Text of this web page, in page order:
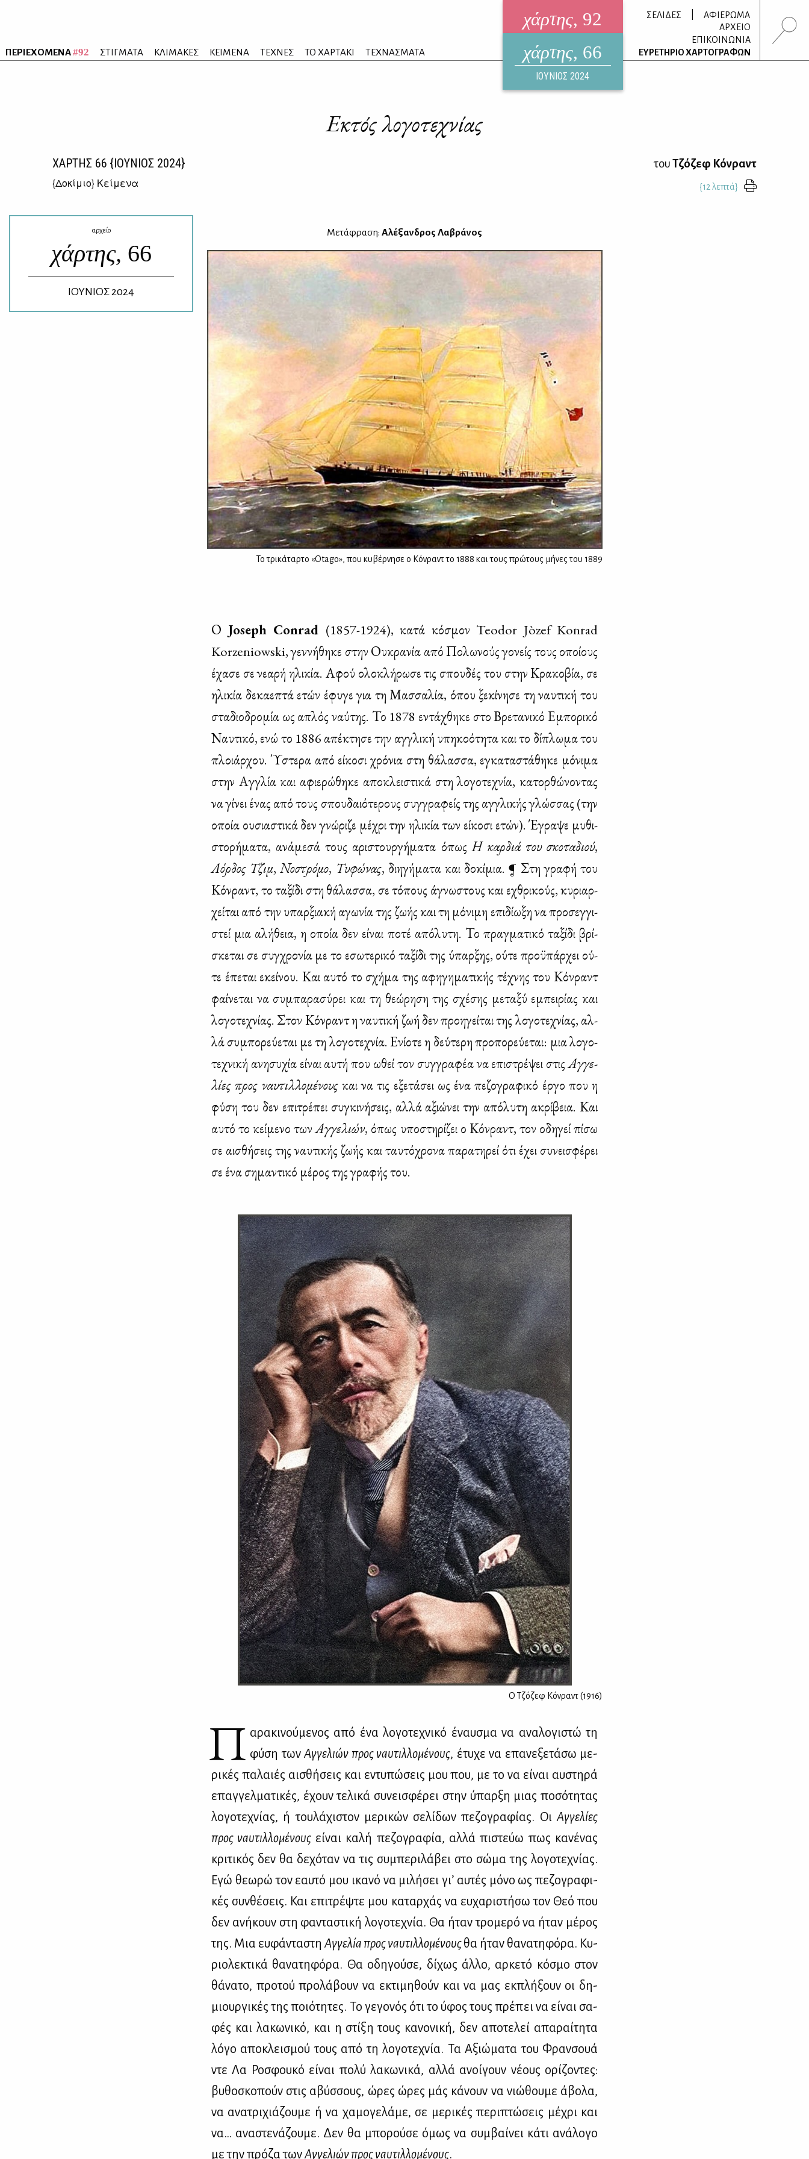
ΠΕΡΙΕΧΟΜΕΝΑ#92 ΣΤΙΓΜΑΤΑ ΚΛΙΜΑΚΕΣ ΚΕΙΜΕΝΑ ΤΕΧΝΕΣ ΤΟ ΧΑΡΤΑΚΙ ΤΕΧΝΑΣΜΑΤΑ
χάρτης, 92
ηλεκτρονικό περιοδικό
ΑΥΓΟΥΣΤΟΣ 2026
χάρτης, 66
ΙΟΥΝΙΟΣ 2024
ΣΕΛΙΔΕΣ
ΑΦΙΕΡΩΜΑ
ΑΡΧΕΙΟ
ΕΠΙΚΟΙΝΩΝΙΑ
ΕΥΡΕΤΗΡΙΟ ΧΑΡΤΟΓΡΑΦΩΝ
Εκτός λογοτεχνίας
ΧΑΡΤΗΣ 66 {ΙΟΥΝΙΟΣ 2024}
{Δοκίμιο} Κείμενα
τουΤζόζεφ Κόνραντ
{12 λεπτά}
αρχείο
χάρτης, 66
ΙΟΥΝΙΟΣ 2024
Μετάφραση: Αλέξανδρος Λαβράνος
Το τρικάταρτο «Otago», που κυβέρνησε ο Κόνραντ το 1888 και τους πρώτους μήνες του 1889
Ο Joseph Conrad (1857-1924), κα­τά κό­σμον Teodor Jòzef Konrad
Korzeniowski, γεν­νή­θη­κε στην Ου­κρα­νία από Πο­λω­νούς γο­νείς τους οποί­ους
έχα­σε σε νε­α­ρή ηλι­κία. Αφού ολο­κλή­ρω­σε τις σπου­δές του στην Κρα­κο­βία, σε
ηλι­κία δε­κα­ε­πτά ετών έφυ­γε για τη Μασ­σα­λία, όπου ξε­κί­νη­σε τη ναυ­τι­κή του
στα­διο­δρο­μία ως απλός ναύ­της. Το 1878 εντά­χθη­κε στο Βρε­τα­νι­κό Εμπο­ρι­κό
Ναυ­τι­κό, ενώ το 1886 απέ­κτη­σε την αγ­γλι­κή υπη­κο­ό­τη­τα και το δί­πλω­μα του
πλοιάρ­χου. Ύστε­ρα από εί­κο­σι χρό­νια στη θά­λασ­σα, εγκα­τα­στά­θη­κε μό­νι­μα
στην Αγ­γλία και αφιε­ρώ­θη­κε απο­κλει­στι­κά στη λο­γο­τε­χνία, κα­τορ­θώ­νο­ντας
να γί­νει ένας από τους σπου­δαιό­τε­ρους συγ­γρα­φείς της αγ­γλι­κής γλώσ­σας (την
οποία ου­σια­στι­κά δεν γνώ­ρι­ζε μέ­χρι την ηλι­κία των εί­κο­σι ετών). Έγρα­ψε μυ­θι­
στο­ρή­μα­τα, ανά­με­σά τους αρι­στουρ­γή­μα­τα όπωςΗ καρ­διά του σκο­τα­διού,
Λόρ­δος Τζιμ,Νο­στρό­μο, Τυ­φώ­νας, δι­η­γή­μα­τα και δο­κί­μια. ¶ Στη γρα­φή του
Κόν­ραντ, το τα­ξί­δι στη θά­λασ­σα, σε τό­πους άγνω­στους και εχθρι­κούς, κυ­ριαρ­
χεί­ται από την υπαρ­ξια­κή αγω­νία της ζω­ής και τη μό­νι­μη επι­δί­ω­ξη να προ­σεγ­γι­
στεί μια αλή­θεια, η οποία δεν εί­ναι πο­τέ από­λυ­τη. Το πραγ­μα­τι­κό τα­ξί­δι βρί­
σκε­ται σε συγ­χρο­νία με το εσω­τε­ρι­κό τα­ξί­δι της ύπαρ­ξης, ού­τε προ­ϋ­πάρ­χει ού­
τε έπε­ται εκεί­νου. Και αυ­τό το σχή­μα της αφη­γη­μα­τι­κής τέ­χνης του Κόν­ραντ
φαί­νε­ται να συ­μπα­ρα­σύ­ρει και τη θε­ώ­ρη­ση της σχέ­σης με­τα­ξύ εμπει­ρί­ας και
λο­γο­τε­χνί­ας. Στον Κόν­ραντ η ναυ­τι­κή ζωή δεν προη­γεί­ται της λο­γο­τε­χνί­ας, αλ­
λά συ­μπο­ρεύ­ε­ται με τη λο­γο­τε­χνία. Ενί­ο­τε η δεύ­τε­ρη προ­πο­ρεύ­ε­ται: μια λο­γο­
τε­χνι­κή ανη­συ­χία εί­ναι αυ­τή που ωθεί τον συγ­γρα­φέα να επι­στρέ­ψει στιςΑγ­γε­
λί­ες προς ναυ­τιλ­λο­μέ­νους και να τις εξε­τά­σει ως ένα πε­ζο­γρα­φι­κό έρ­γο που η
φύ­ση του δεν επι­τρέ­πει συ­γκι­νή­σεις, αλ­λά αξιώ­νει την από­λυ­τη ακρί­βεια. Και
αυ­τό το κεί­με­νο τωνΑγ­γε­λιών, όπως υπο­στη­ρί­ζει ο Κόν­ραντ, τον οδη­γεί πί­σω
σε αι­σθή­σεις της ναυ­τι­κής ζω­ής και ταυ­τό­χρο­να πα­ρα­τη­ρεί ότι έχει συ­νει­σφέ­ρει
σε ένα ση­μα­ντι­κό μέ­ρος της γρα­φής του.
Ο Τζόζεφ Κόνραντ (1916)
Π αρα­κι­νού­με­νος από ένα λο­γο­τε­χνι­κό έναυ­σμα να ανα­λο­γι­στώ τη
φύ­ση των Αγ­γε­λιών προς ναυ­τιλλoμέ­νους, έτυ­χε να επα­νε­ξε­τά­σω με­
ρι­κές πα­λαιές αι­σθή­σεις και εντυ­πώ­σεις μου που, με το να εί­ναι αυ­στη­ρά
επαγ­γελ­μα­τι­κές, έχουν τε­λι­κά συ­νει­σφέ­ρει στην ύπαρ­ξη μιας πο­σό­τη­τας
λο­γο­τε­χνί­ας, ή του­λά­χι­στον με­ρι­κών σε­λί­δων πε­ζο­γρα­φί­ας. Οι Αγ­γε­λί­ες
προς ναυ­τιλ­λο­μέ­νους εί­ναι κα­λή πε­ζο­γρα­φία, αλ­λά πι­στεύω πως κα­νέ­νας
κρι­τι­κός δεν θα δε­χό­ταν να τις συ­μπε­ρι­λά­βει στο σώ­μα της λο­γο­τε­χνί­ας.
Εγώ θε­ω­ρώ τον εαυ­τό μου ικα­νό να μι­λή­σει γι’ αυ­τές μό­νο ως πε­ζο­γρα­φι­
κές συν­θέ­σεις. Και επι­τρέψ­τε μου κα­ταρ­χάς να ευ­χα­ρι­στή­σω τον Θεό που
δεν ανή­κουν στη φα­ντα­στι­κή λο­γο­τε­χνία. Θα ήταν τρο­με­ρό να ήταν μέ­ρος
της. Μια ευ­φά­ντα­στη Αγ­γε­λία προς ναυ­τιλ­λο­μέ­νουςθα ήταν θα­να­τη­φό­ρα. Κυ­
ριο­λε­κτι­κά θα­να­τη­φό­ρα. Θα οδη­γού­σε, δί­χως άλ­λο, αρ­κε­τό κό­σμο στον
θά­να­το, προ­τού προ­λά­βουν να εκτι­μη­θούν και να μας εκ­πλή­ξουν οι δη­
μιουρ­γι­κές της ποιό­τη­τες. Το γε­γο­νός ότι το ύφος τους πρέ­πει να εί­ναι σα­
φές και λα­κω­νι­κό, και η στί­ξη τους κα­νο­νι­κή, δεν απο­τε­λεί απα­ραί­τη­τα
λό­γο απο­κλει­σμού τους από τη λο­γο­τε­χνία. Τα Αξιώ­μα­τα του Φραν­σουά
ντε Λα Ρο­σφου­κό εί­ναι πο­λύ λα­κω­νι­κά, αλ­λά ανοί­γουν νέ­ους ορί­ζο­ντες:
βυ­θο­σκο­πούν στις αβύσ­σους, ώρες ώρες μάς κά­νουν να νιώ­θου­με άβο­λα,
να ανα­τρι­χιά­ζου­με ή να χα­μο­γε­λά­με, σε με­ρι­κές πε­ρι­πτώ­σεις μέ­χρι και
να… ανα­στε­νά­ζου­με. Δεν θα μπο­ρού­σε όμως να συμ­βαί­νει κά­τι ανά­λο­γο
με την πρό­ζα τωνΑγ­γε­λιών προς ναυ­τιλ­λο­μέ­νους.